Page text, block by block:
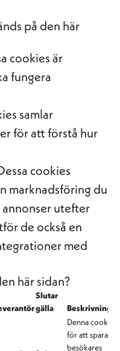
på den här
cookies är
fungera
samlar
för att förstå hur
cookies
marknadsföring du
annonser utefter
de också en
med
här sidan?
Slutar
gälla
Beskrivning
Denna cookie
för att spara en
besökares